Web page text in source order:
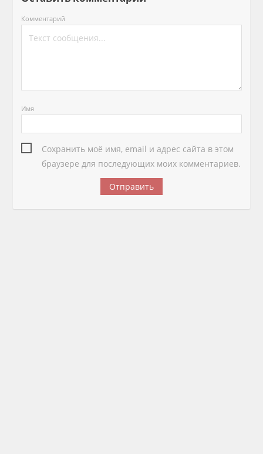
Комментарий
Имя
Сохранить моё имя, email и адрес сайта в этом
браузере для последующих моих комментариев.